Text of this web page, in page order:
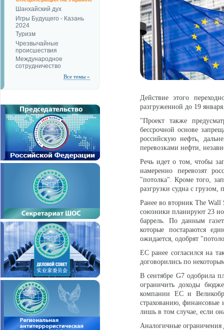
Шанхайский дух
Игры Будущего - Казань
2024
Туризм
Чрезвычайные
происшествия
Международное
сотрудничество
Все темы »
Действие этого
разгруженной до 19
"Проект также
бессрочной основе
российскую нефть,
перевозками нефти,
Речь идет о том, чтобы
намеренно перевозят
"потолка". Кроме того,
разгрузки судна c
Ранее во вторник The
союзники планируют 23
баррель. По данным
которые постараются
ожидается, одобрят
ЕС ранее согласился на
договорились по
В сентябре G7 одобрила
ограничить доходы
компании ЕС и
страхованию, финансовые
лишь в том случае, если
Аналогичные ограничения